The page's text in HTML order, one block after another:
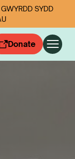
SYDD
Donate